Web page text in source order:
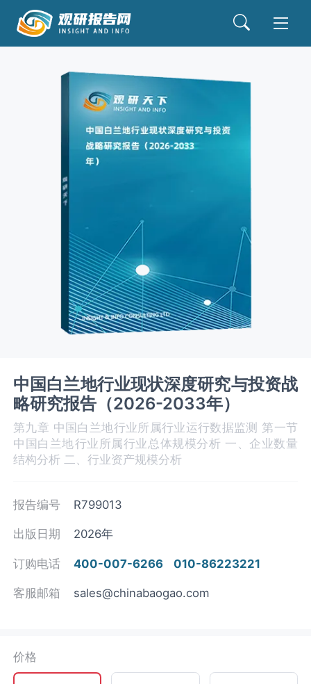
中国白兰地行业现状深度研究与投资战
略研究报告（2026-2033年）
第九章 中国白兰地‌‌‌行业所属行业运行数据监测 第一节
中国白兰地‌‌‌行业所属行业总体规模分析 一、企业数量
结构分析 二、行业资产规模分析
报告编号 R799013
出版日期 2026年
订购电话 400-007-6266 010-86223221
客服邮箱 sales@chinabaogao.com
价格